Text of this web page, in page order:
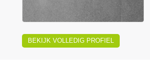
BEKIJK VOLLEDIG PROFIEL